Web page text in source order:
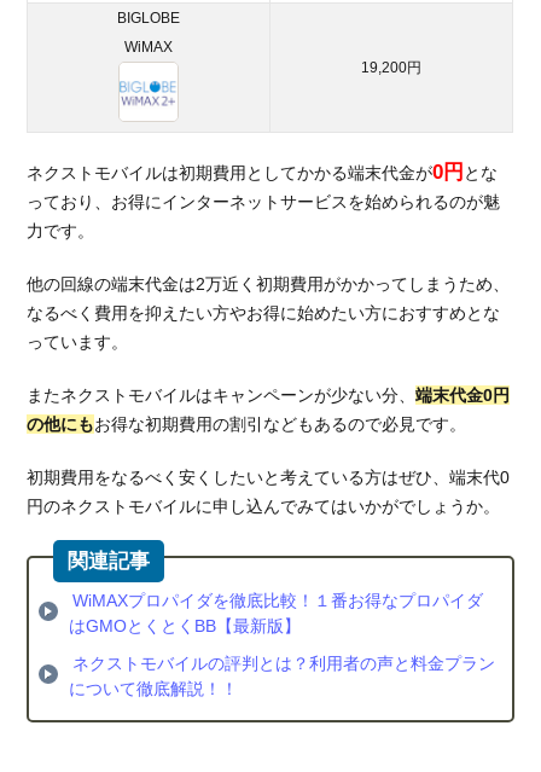
ネク
スト
イル
は初
用も
お安
いお
めモ
バイ
WiFi
BIGLOBE
WiMAX
19,200円
ネクストモバイルは初期費用としてかかる端末代金が0円とな
っており、お得にインターネットサービスを始められるのが魅
力です。
他の回線の端末代金は2万近く初期費用がかかってしまうため、
なるべく費用を抑えたい方やお得に始めたい方におすすめとな
っています。
またネクストモバイルはキャンペーンが少ない分、端末代金0円
の他にもお得な初期費用の割引などもあるので必見です。
初期費用をなるべく安くしたいと考えている方はぜひ、端末代0
円のネクストモバイルに申し込んでみてはいかがでしょうか。
WiMAXプロパイダを徹底比較！１番お得なプロパイダ
はGMOとくとくBB【最新版】
ネクストモバイルの評判とは？利用者の声と料金プラン
について徹底解説！！